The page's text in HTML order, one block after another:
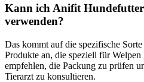
Kann ich Anifit
verwenden?
Das kommt⁢ auf die spezifische
Produkte an, ​die speziell für‍
empfehlen, die Packung ⁢zu⁤ prüfen⁣
Tierarzt zu konsultieren.